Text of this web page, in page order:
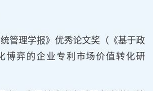
管理学报》优秀论文奖（《基于政
博弈的企业专利市场价值转化研